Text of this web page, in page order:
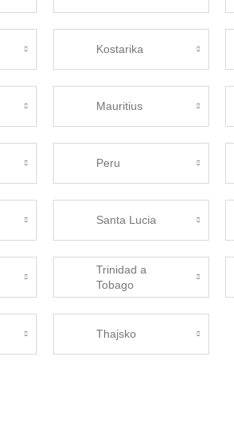
Kostarika
Mauritius
Peru
Santa Lucia
Trinidad a
Tobago
Thajsko